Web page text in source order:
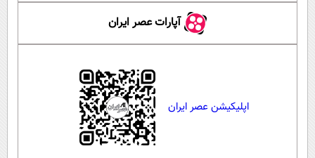
آپارات عصر ایران
اپلیکیشن عصر ایران